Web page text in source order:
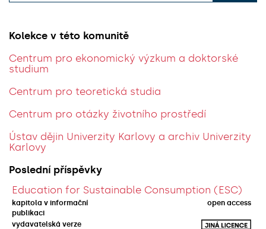
Kolekce v této komunitě
Centrum pro ekonomický výzkum a doktorské
studium
Centrum pro teoretická studia
Centrum pro otázky životního prostředí
Ústav dějin Univerzity Karlovy a archiv Univerzity
Karlovy
Poslední příspěvky
Education for Sustainable Consumption (ESC)
kapitola v informační
publikaci
open access
vydavatelská verze